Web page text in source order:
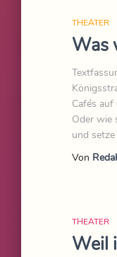
THEATER
Was
Cafés
Oder wie
und
Von
THEATER
Weil